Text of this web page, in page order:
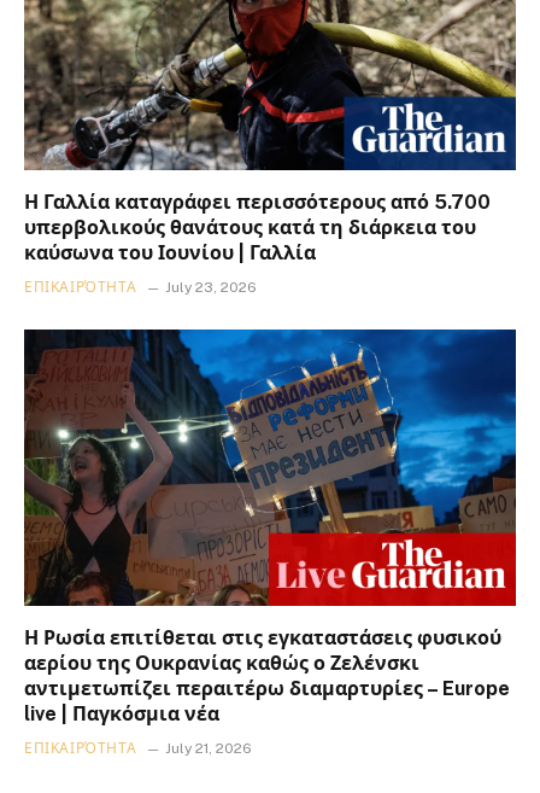
Η Γαλλία καταγράφει περισσότερους από 5.700
υπερβολικούς θανάτους κατά τη διάρκεια του
καύσωνα του Ιουνίου | Γαλλία
ΕΠΙΚΑΙΡΌΤΗΤΑ July 23, 2026
Η Ρωσία επιτίθεται στις εγκαταστάσεις φυσικού
αερίου της Ουκρανίας καθώς ο Ζελένσκι
αντιμετωπίζει περαιτέρω διαμαρτυρίες – Europe
live | Παγκόσμια νέα
ΕΠΙΚΑΙΡΌΤΗΤΑ July 21, 2026